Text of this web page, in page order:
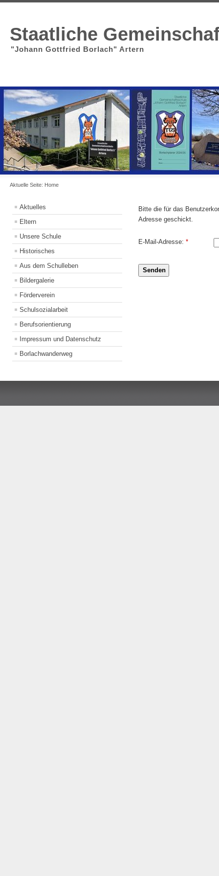
Staatliche
"Johann Gottfried Borlach" Artern
Aktuelle Seite: Home
Aktuelles
Eltern
Unsere Schule
Historisches
Aus dem Schulleben
Bildergalerie
Förderverein
Schulsozialarbeit
Berufsorientierung
Impressum und Datenschutz
Borlachwanderweg
Bitte die für das
Adresse geschickt.
E-Mail-Adresse: *
Senden